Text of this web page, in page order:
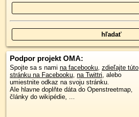
Podpor projekt OMA:
Spojte sa s nami na facebooku, zdieľajte túto
stránku na Facebooku, na Twittri, alebo
umiestnite odkaz na svoju stránku.
Ale hlavne doplňte dáta do Openstreetmap,
články do wikipédie, ...